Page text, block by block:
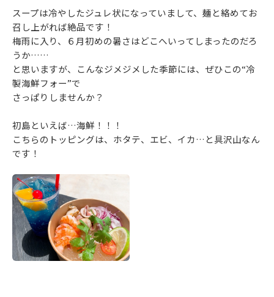
スープは冷やしたジュレ状になっていまして、麺と絡めてお
召し上がれば絶品です！
梅雨に入り、６月初めの暑さはどこへいってしまったのだろ
うか……
と思いますが、こんなジメジメした季節には、ぜひこの“冷
製海鮮フォー”で
さっぱりしませんか？
初島といえば…海鮮！！！
こちらのトッピングは、ホタテ、エビ、イカ…と具沢山なん
です！